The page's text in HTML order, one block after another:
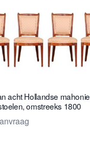
acht Hollandse mahonie
omstreeks 1800